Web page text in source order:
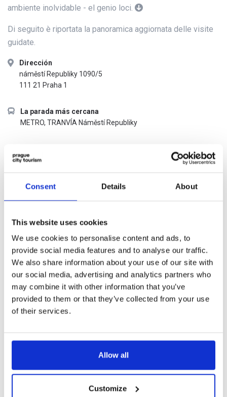
Consent Details About
This website uses cookies
We use cookies to personalise content and ads, to
provide social media features and to analyse our traffic.
We also share information about your use of our site with
our social media, advertising and analytics partners who
may combine it with other information that you’ve
provided to them or that they’ve collected from your use
of their services.
Allow all
Customize
ambiente inolvidable - el genio loci.
Di seguito è riportata la panoramica aggiornata delle visite
guidate.
Dirección
náměstí Republiky 1090/5
111 21 Praha 1
La parada más cercana
METRO, TRANVÍA Náměstí Republiky
acorde al resumen actual de visitas comentadas
Enlaces externos
Precios de las entradas
CATEGORÍAS
COSTO
HABITUAL DE
LA ENTRADA
CON PRAGUE
VISITOR PASS
Adulto 320,- Gratis
270,-